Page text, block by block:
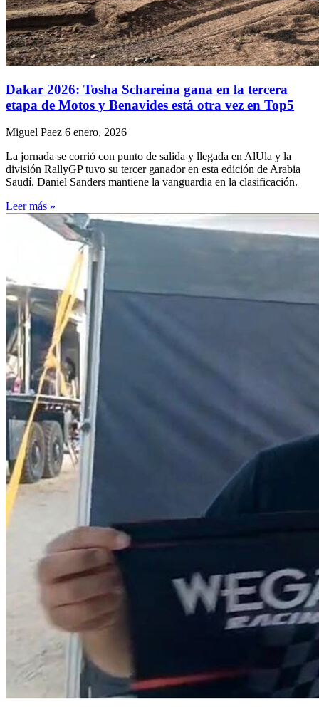
Dakar 2026: Tosha Schareina gana en la tercera
etapa de Motos y Benavides está otra vez en Top5
Miguel Paez 6 enero, 2026
La jornada se corrió con punto de salida y llegada en AlUla y la
división RallyGP tuvo su tercer ganador en esta edición de Arabia
Saudí. Daniel Sanders mantiene la vanguardia en la clasificación.
Leer más »